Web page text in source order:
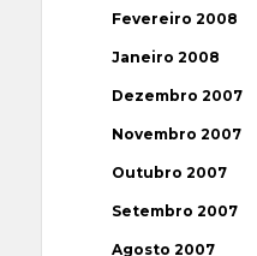
Fevereiro 2008
Janeiro 2008
Dezembro 2007
Novembro 2007
Outubro 2007
Setembro 2007
Agosto 2007